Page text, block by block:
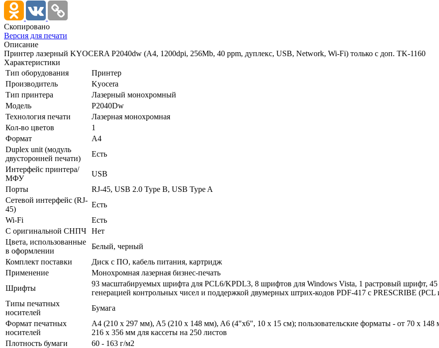
Скопировано
Версия для печати
Описание
Принтер лазерный KYOCERA P2040dw (A4, 1200dpi, 256Mb, 40 ppm, дуплекс, USB, Network, Wi-Fi) только с доп. TK-1160
Характеристики
Тип оборудования
Принтер
Производитель
Kyocera
Тип принтера
Лазерный монохромный
Модель
P2040Dw
Технология печати
Лазерная монохромная
Кол-во цветов
1
Формат
A4
Duplex unit (модуль
двусторонней печати)
Есть
Интерфейс принтера/
МФУ
USB
Порты
RJ-45, USB 2.0 Type B, USB Type A
Сетевой интерфейс (RJ-
45)
Есть
Wi-Fi
Есть
С оригинальной СНПЧ
Нет
Цвета, использованные
в оформлении
Белый, черный
Комплект поставки
Диск с ПО, кабель питания, картридж
Применение
Монохромная лазерная бизнес-печать
Шрифты
93 масштабируемых шрифта для PCL6/­KPDL3, 8 шрифтов для Windows Vista, 1 растровый шрифт,
генерацией контрольных чисел и поддержкой двумерных штрих-кодов PDF-417 с PRESCRIBE
Типы печатных
носителей
Бумага
Формат печатных
носителей
A4 (210 x 297 мм), A5 (210 x 148 мм), A6 (4"x6", 10 x 15 см); пользовательские форматы - от 70 x
216 x 356 мм для кассеты на 250 листов
Плотность бумаги
60 - 163 г/­м2